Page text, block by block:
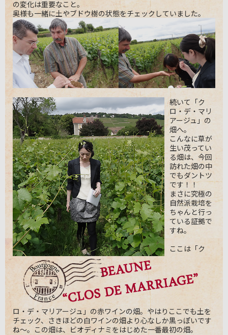
の変化は重要なこと。
奥様も一緒に土やブドウ樹の状態をチェックしていました。
続いて「ク
ロ・デ・マリ
アージュ」の
畑へ。
こんなに草が
生い茂ってい
る畑は、今回
訪れた畑の中
でもダントツ
です！！
まさに究極の
自然派栽培を
ちゃんと行っ
ている証拠で
すね。
ここは「ク
ロ・デ・マリアージュ」の赤ワインの畑。やはりここでも土を
チェック、さきほどの白ワインの畑より心なしか黒っぽいです
ね～。この畑は、ビオディナミをはじめた一番最初の畑。